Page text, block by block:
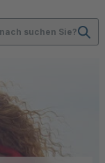
suchen Sie?